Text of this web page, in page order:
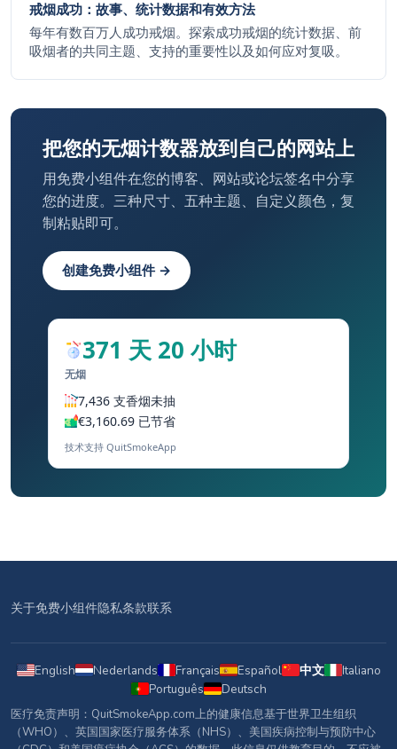
戒烟成功：故事、统计数据和有效方法
每年有数百万人成功戒烟。探索成功戒烟的统计数据、前
吸烟者的共同主题、支持的重要性以及如何应对复吸。
把您的无烟计数器放到自己的网站上
用免费小组件在您的博客、网站或论坛签名中分享
您的进度。三种尺寸、五种主题、自定义颜色，复
制粘贴即可。
创建免费小组件 →
371 天 20 小时
无烟
7,436 支香烟未抽
€3,160.69 已节省
技术支持 QuitSmokeApp
关于免费小组件隐私条款联系
English Nederlands Français Español 中文
Italiano
Português
Deutsch
医疗免责声明：QuitSmokeApp.com上的健康信息基于世界卫生组织
（WHO）、英国国家医疗服务体系（NHS）、美国疾病控制与预防中心